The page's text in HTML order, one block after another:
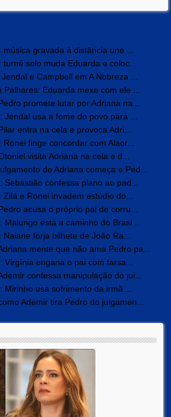
gravada à distância une ...
solo muda Eduarda e coloc...
e Campbell em A Nobreza ...
Eduarda mexe com ele ...
promete lutar por Adriana na...
Jendal usa a fome do povo para ...
entra na cela e provoca Adri...
finge concordar com Alaor...
visita Adriana na cela e d...
de Adriana começa e Ped...
Sebastião confessa plano ao pad...
e Ronei invadem estúdio do...
acusa o próprio pai de corru...
Malungo está a caminho do Brasi...
forja bilhete de João Ra...
mente que não ama Pedro pa...
Virgínia engana o pai com farsa...
confessa manipulação do jui...
Mirinho usa sofrimento da irmã ...
Ademir tira Pedro do julgamen...